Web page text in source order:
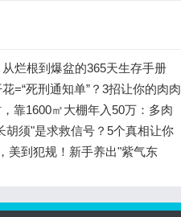
烂根到爆盆的365天生存手册
=“死刑通知单”？3招让你的肉肉
靠1600㎡大棚年入50万：多肉
胡须"是求救信号？5个真相让你
美到犯规！新手养出"紫气东